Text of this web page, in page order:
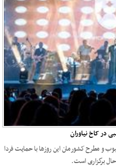
در کاخ نیاوران
و مطرح کشورمان این روزها با حمایت فردا
برگزاری است.